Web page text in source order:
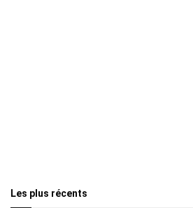
Les plus récents